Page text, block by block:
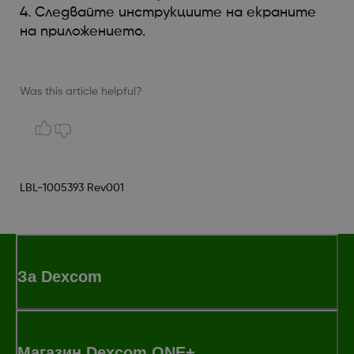
4. Следвайте инструкциите на екраните
на приложението.
Was this article helpful?
LBL-1005393 Rev001
За Dexcom